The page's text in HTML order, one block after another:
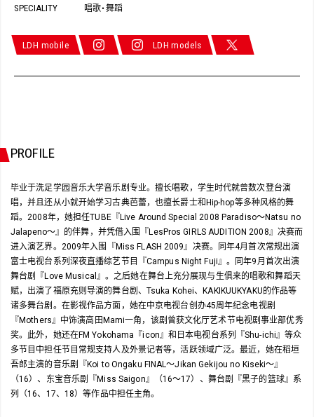
SPECIALITY 唱歌・舞蹈
LDH mobile LDH models
PROFILE
毕业于洗足学园音乐大学音乐剧专业。擅长唱歌，学生时代就曾数次登台演
唱，并且还从小就开始学习古典芭蕾，也擅长爵士和Hip-hop等多种风格的舞
蹈。2008年，她担任TUBE『Live Around Special 2008 Paradiso～Natsu no
Jalapeno～』的伴舞，并凭借入围『LesPros GIRLS AUDITION 2008』决赛而
进入演艺界。2009年入围『Miss FLASH 2009』决赛。同年4月首次常规出演
富士电视台系列深夜直播综艺节目『Campus Night Fuji』。同年9月首次出演
舞台剧『Love Musical』。之后她在舞台上充分展现与生俱来的唱歌和舞蹈天
赋，出演了福原充则导演的舞台剧、Tsuka Kohei、KAKIKUUKYAKU的作品等
诸多舞台剧。在影视作品方面，她在中京电视台创办45周年纪念电视剧
『Mothers』中饰演高田Mami一角，该剧曾获文化厅艺术节电视剧事业部优秀
奖。此外，她还在FM Yokohama『icon』和日本电视台系列『Shu-ichi』等众
多节目中担任节目常规支持人及外景记者等，活跃领域广泛。最近，她在稻垣
吾郎主演的音乐剧『Koi to Ongaku FINAL～Jikan Gekijou no Kiseki～』
（16）、东宝音乐剧『Miss Saigon』（16～17）、舞台剧『黑子的篮球』系
列（16、17、18）等作品中担任主角。